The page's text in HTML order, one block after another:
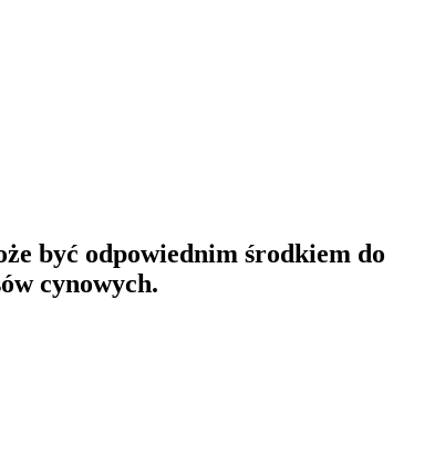
być odpowiednim środkiem do
cynowych.